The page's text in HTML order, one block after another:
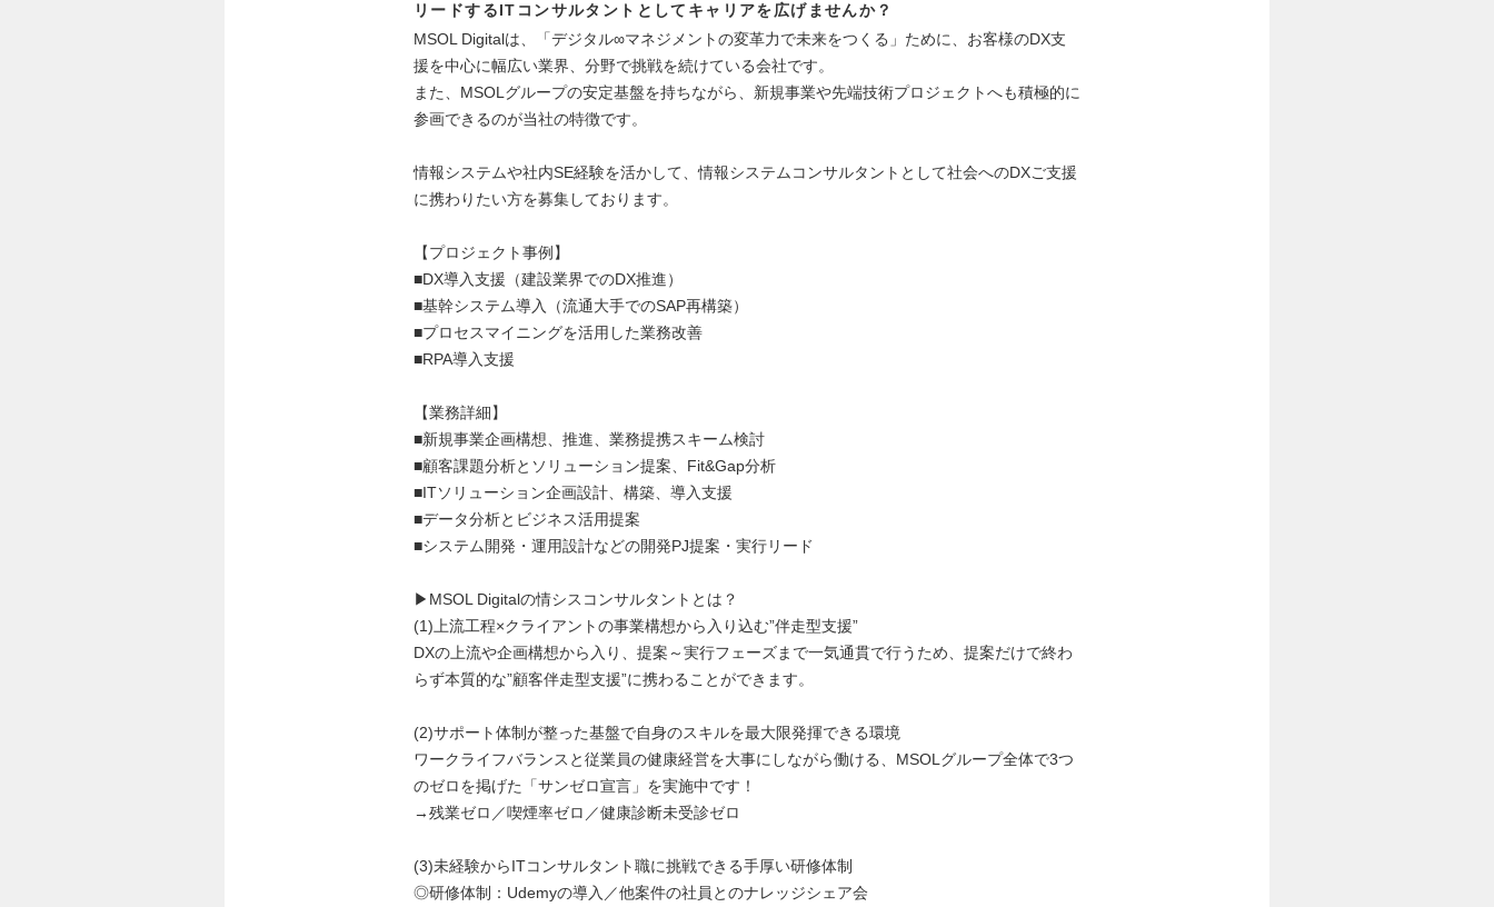
リードするITコンサルタントとしてキャリアを広げませんか？
MSOL Digitalは、「デジタル∞マネジメントの変革力で未来をつくる」ために、お客様のDX支
援を中心に幅広い業界、分野で挑戦を続けている会社です。
また、MSOLグループの安定基盤を持ちながら、新規事業や先端技術プロジェクトへも積極的に
参画できるのが当社の特徴です。
情報システムや社内SE経験を活かして、情報システムコンサルタントとして社会へのDXご支援
に携わりたい方を募集しております。
【プロジェクト事例】
■DX導入支援（建設業界でのDX推進）
■基幹システム導入（流通大手でのSAP再構築）
■プロセスマイニングを活用した業務改善
■RPA導入支援
【業務詳細】
■新規事業企画構想、推進、業務提携スキーム検討
■顧客課題分析とソリューション提案、Fit&Gap分析
■ITソリューション企画設計、構築、導入支援
■データ分析とビジネス活用提案
■システム開発・運用設計などの開発PJ提案・実行リード
▶︎MSOL Digitalの情シスコンサルタントとは？
(1)上流工程×クライアントの事業構想から入り込む”伴走型支援”
DXの上流や企画構想から入り、提案～実行フェーズまで一気通貫で行うため、提案だけで終わ
らず本質的な”顧客伴走型支援”に携わることができます。
(2)サポート体制が整った基盤で自身のスキルを最大限発揮できる環境
ワークライフバランスと従業員の健康経営を大事にしながら働ける、MSOLグループ全体で3つ
のゼロを掲げた「サンゼロ宣言」を実施中です！
→残業ゼロ／喫煙率ゼロ／健康診断未受診ゼロ
(3)未経験からITコンサルタント職に挑戦できる手厚い研修体制
◎研修体制：Udemyの導入／他案件の社員とのナレッジシェア会